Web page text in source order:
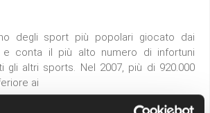
degli sport più popolari giocato dai
e conta il più alto numero di infortuni
gli altri sports. Nel 2007, più di 920.000
ai